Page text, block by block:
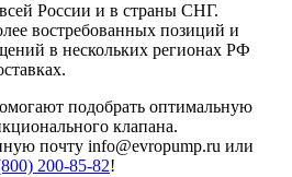
России и в страны СНГ.
востребованных позиций и
в нескольких регионах РФ
подобрать оптимальную
клапана.
почту info@evropump.ru или
200-85-82!